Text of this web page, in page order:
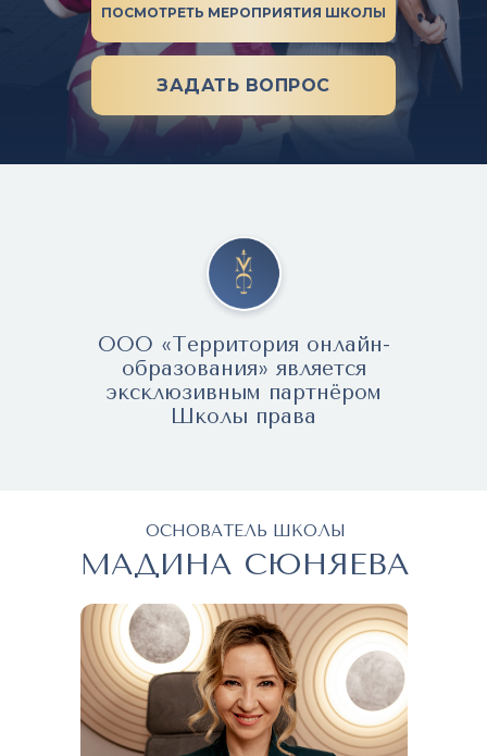
ПОСМОТРЕТЬ МЕРОПРИЯТИЯ ШКОЛЫ
ЗАДАТЬ ВОПРОС
ООО «Территория онлайн-
образования» является
эксклюзивным партнёром
Школы права
МАДИНА СЮНЯЕВА
ОСНОВАТЕЛЬ ШКОЛЫ